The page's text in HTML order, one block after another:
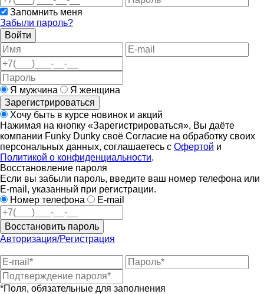
Запомнить меня
Забыли пароль?
Войти
Я мужчина
Я женщина
Зарегистрироваться
Хочу быть в курсе новинок и акций
Нажимая на кнопку «Зарегистрироваться», Вы даёте
компании Funky Dunky своё Согласие на обработку своих
персональных данных, соглашаетесь с Офертой и
Политикой о конфиденциальности.
Восстановление пароля
Если вы забыли пароль, введите ваш номер телефона или
E-mail, указанный при регистрации.
Номер телефона
E-mail
Восстановить пароль
Авторизация/Регистрация
*Поля, обязательные для заполнения